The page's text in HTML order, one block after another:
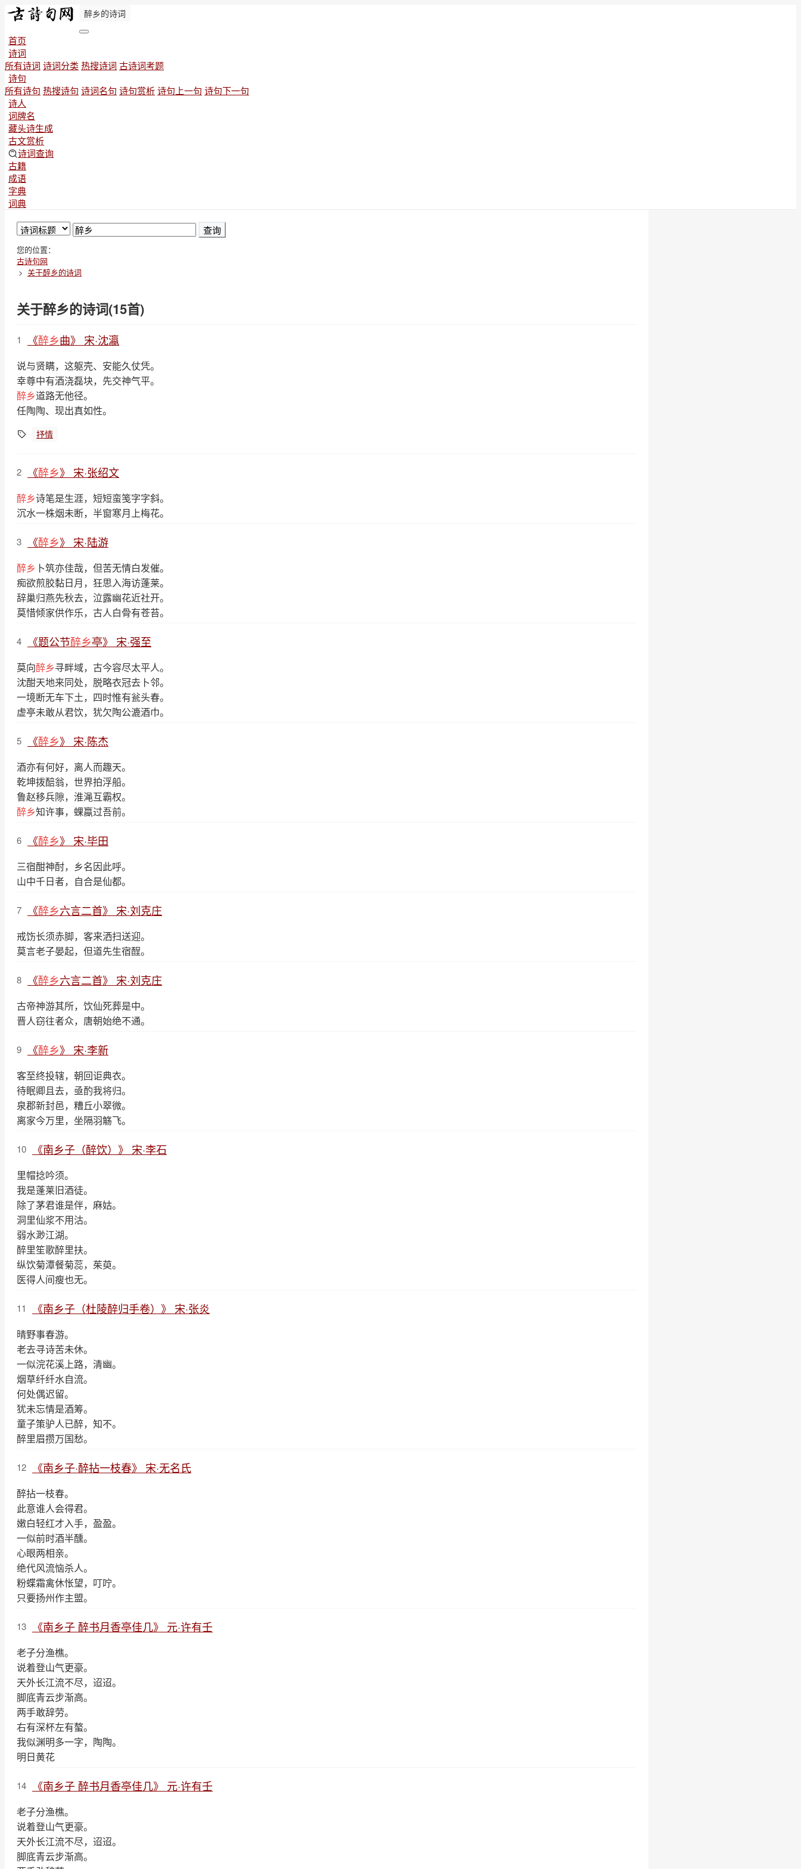
醉乡的诗词
首页
诗词
所有诗词 诗词分类 热搜诗词 古诗词考题
诗句
所有诗句 热搜诗句 诗词名句 诗句赏析诗句上一句 诗句下一句
诗人
词牌名
藏头诗生成
古文赏析
诗词查询
古籍
成语
字典
词典
查询
您的位置：
古诗句网
关于醉乡的诗词
关于醉乡的诗词(15首)
1 《醉乡曲》 宋·沈瀛
说与贤瞒，这躯壳、安能久仗凭。
幸尊中有酒浇磊块，先交神气平。
醉乡道路无他径。
任陶陶、现出真如性。
抒情
2 《醉乡》 宋·张绍文
醉乡诗笔是生涯，短短蛮笺字字斜。
沉水一株烟未断，半窗寒月上梅花。
3 《醉乡》 宋·陆游
醉乡 卜筑亦佳哉，但苦无情白发催。
痴欲煎胶黏日月，狂思入海访蓬莱。
辞巢归燕先秋去，泣露幽花近社开。
莫惜倾家供作乐，古人白骨有苍苔。
4 《题公节醉乡亭》 宋·强至
莫向醉乡寻畔域，古今容尽太平人。
沈酣天地来同处，脱略衣冠去卜邻。
一境断无车下土，四时惟有瓮头春。
虚亭未敢从君饮，犹欠陶公漉酒巾。
5 《醉乡》 宋·陈杰
酒亦有何好，离人而趣天。
乾坤拨醅翁，世界拍浮船。
鲁赵移兵隙，淮渑互霸权。
醉乡知许事，蜾蠃过吾前。
6 《醉乡》 宋·毕田
三宿酣神酎，乡名因此呼。
山中千日者，自合是仙都。
7 《醉乡六言二首》 宋·刘克庄
戒饬长须赤脚，客来洒扫送迎。
莫言老子晏起，但道先生宿酲。
8 《醉乡六言二首》 宋·刘克庄
古帝神游其所，饮仙死葬是中。
晋人窃往者众，唐朝始绝不通。
9 《醉乡》 宋·李新
客至终投辖，朝回讵典衣。
待眠卿且去，亟酌我将归。
泉郡新封邑，糟丘小翠微。
离家今万里，坐隔羽觞飞。
10 《南乡子（醉饮）》 宋·李石
里帽捻吟须。
我是蓬莱旧酒徒。
除了茅君谁是伴，麻姑。
洞里仙浆不用沽。
弱水渺江湖。
醉里笙歌醉里扶。
纵饮菊潭餐菊蕊，茱萸。
医得人间瘦也无。
11 《南乡子（杜陵醉归手卷）》 宋·张炎
晴野事春游。
老去寻诗苦未休。
一似浣花溪上路，清幽。
烟草纤纤水自流。
何处偶迟留。
犹未忘情是酒筹。
童子策驴人已醉，知不。
醉里眉攒万国愁。
12 《南乡子·醉拈一枝春》 宋·无名氏
醉拈一枝春。
此意谁人会得君。
嫩白轻红才入手，盈盈。
一似前时酒半醺。
心眼两相亲。
绝代风流恼杀人。
粉蝶霜禽休怅望，叮咛。
只要扬州作主盟。
13 《南乡子 醉书月香亭佳几》 元·许有壬
老子分渔樵。
说着登山气更豪。
天外长江流不尽，迢迢。
脚底青云步渐高。
两手敢辞劳。
右有深杯左有螯。
我似渊明多一字，陶陶。
明日黄花
14 《南乡子 醉书月香亭佳几》 元·许有壬
老子分渔樵。
说着登山气更豪。
天外长江流不尽，迢迢。
脚底青云步渐高。